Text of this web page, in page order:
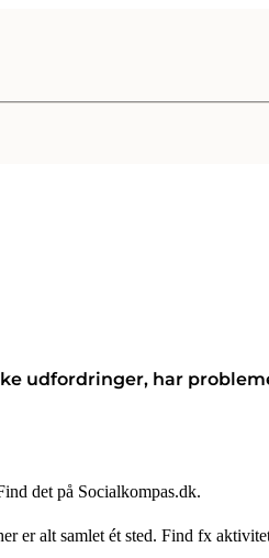
udfordringer, har
det på Socialkompas.dk.
er alt samlet ét sted. Find fx